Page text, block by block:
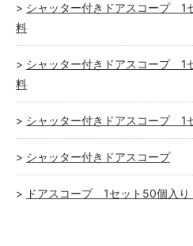
シャッター付きドアスコープ
料
シャッター付きドアスコープ
料
シャッター付きドアスコープ 1
シャッター付きドアスコープ
ドアスコープ 1セット50個入